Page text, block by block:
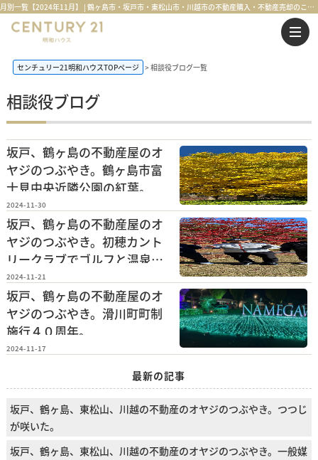
月別一覧【2024年11月】 | 鶴ヶ島市・坂戸市・東松山市・川越市の不動産購入・不動産売却のことならセンチュリー21明和ハウス
センチュリー21明和ハウスTOPページ 相談役ブログ一覧
相談役ブログ
坂戸、鶴ヶ島の不動産屋のオ
ヤジのつぶやき。鶴ヶ島市富
士見中央近隣公園の紅葉。
2024-11-30
坂戸、鶴ヶ島の不動産屋のオ
ヤジのつぶやき。初穂カント
リークラブでゴルフと温泉を
楽しんできました。
2024-11-21
坂戸、鶴ヶ島の不動産屋のオ
ヤジのつぶやき。滑川町町制
施行４０周年。
2024-11-17
最新の記事
坂戸、鶴ヶ島、東松山、川越の不動産のオヤジのつぶやき。つつじ
が咲いた。
坂戸、鶴ヶ島、東松山、川越の不動産のオヤジのつぶやき。一般媒